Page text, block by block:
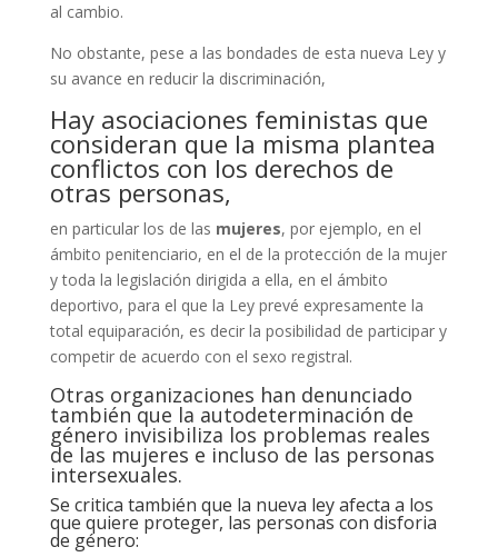
al cambio.
No obstante, pese a las bondades de esta nueva Ley y
su avance en reducir la discriminación,
Hay asociaciones feministas que
consideran que la misma plantea
conflictos con los derechos de
otras personas,
en particular los de las mujeres, por ejemplo, en el
ámbito penitenciario, en el de la protección de la mujer
y toda la legislación dirigida a ella, en el ámbito
deportivo, para el que la Ley prevé expresamente la
total equiparación, es decir la posibilidad de participar y
competir de acuerdo con el sexo registral.
Otras organizaciones han denunciado
también que la autodeterminación de
género invisibiliza los problemas reales
de las mujeres e incluso de las personas
intersexuales.
Se critica también que la nueva ley afecta a los
que quiere proteger, las personas con disforia
de género: